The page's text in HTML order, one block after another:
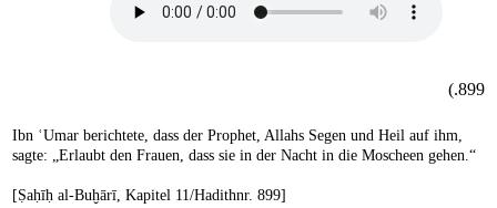
899.)
Ibn ʿUmar berichtete, dass der Prophet, Allahs Segen und Heil auf ihm,
sagte: „Erlaubt den Frauen, dass sie in der Nacht in die Moscheen gehen.“
[Ṣaḥīḥ al-Buḫārī, Kapitel 11/Hadithnr. 899]